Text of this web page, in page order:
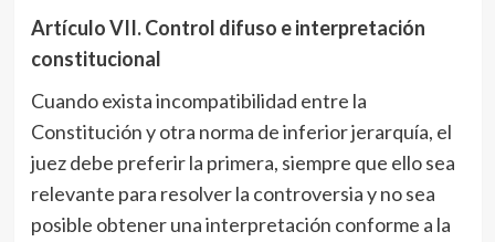
Artículo VII. Control difuso e interpretación
constitucional
Cuando exista incompatibilidad entre la
Constitución y otra norma de inferior jerarquía, el
juez debe preferir la primera, siempre que ello sea
relevante para resolver la controversia y no sea
posible obtener una interpretación conforme a la